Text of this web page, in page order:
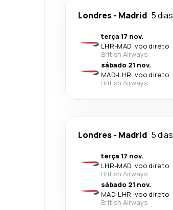
Londres- Madrid 5 dias
terça 17 nov.
LHR-MAD· voo direto
British Airways
sábado 21 nov.
MAD-LHR· voo direto
British Airways
Londres- Madrid 5 dias
terça 17 nov.
LHR-MAD· voo direto
British Airways
sábado 21 nov.
MAD-LHR· voo direto
British Airways